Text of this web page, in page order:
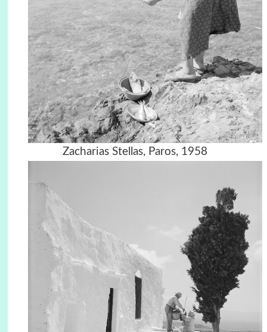
Zacharias Stellas, Paros, 1958